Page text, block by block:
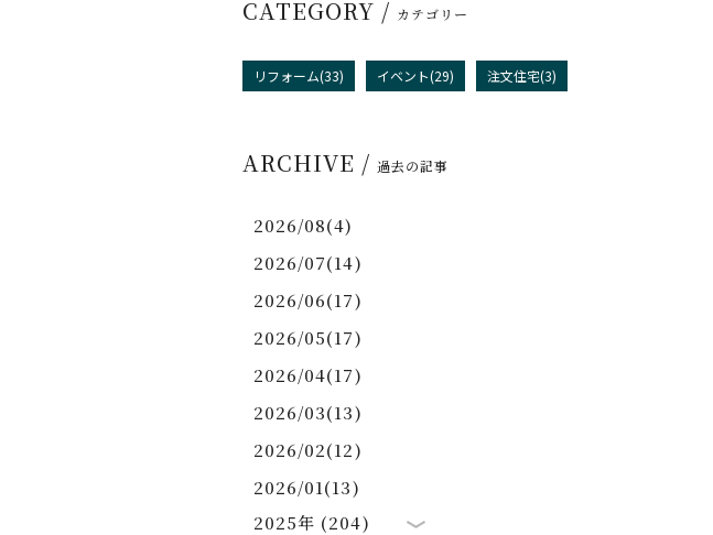
CATEGORY / カテゴリー
リフォーム(33) イベント(29) 注文住宅(3)
ARCHIVE / 過去の記事
2026/08(4)
2026/07(14)
2026/06(17)
2026/05(17)
2026/04(17)
2026/03(13)
2026/02(12)
2026/01(13)
2025年 (204)